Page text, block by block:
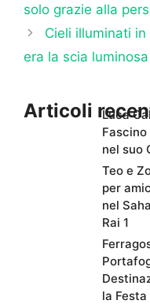
solo grazie alla
Cieli illuminati in
era la scia
Articoli
Luca
nel suo
Teo e
per
nel
Rai 1
la Festa